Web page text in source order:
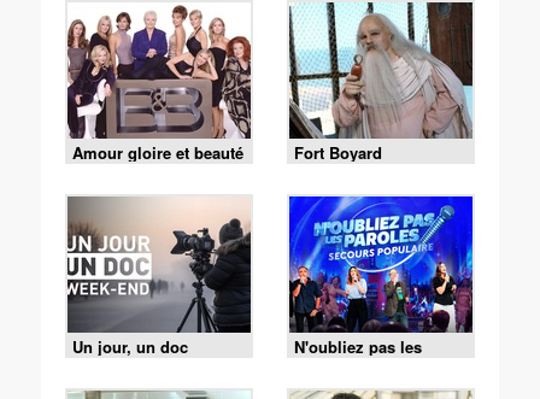
Amour gloire et beauté Fort Boyard
Un jour, un doc N'oubliez pas les
paroles